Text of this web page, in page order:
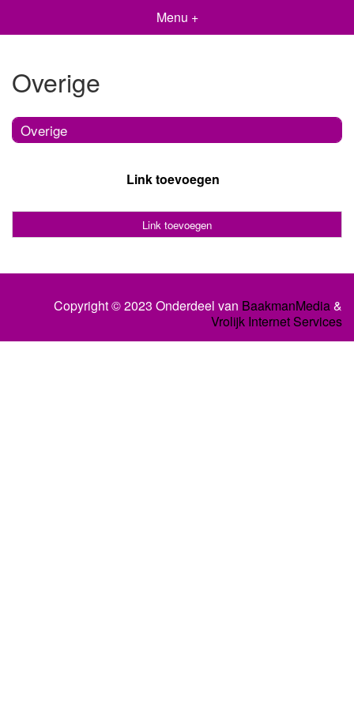
Menu +
Overige
Overige
Link toevoegen
Link toevoegen
Copyright © 2023 Onderdeel van BaakmanMedia&
Vrolijk Internet Services